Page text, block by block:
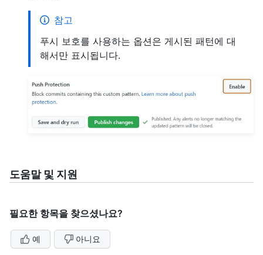
참고
푸시 보호를 사용하는 옵션은 게시된 패턴에 대
해서만 표시됩니다.
도움말 및 지원
필요한 항목을 찾으셨나요?
예 아니요